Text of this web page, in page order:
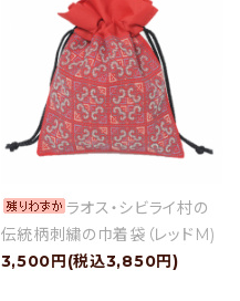
ラオス・シビライ村の
伝統柄刺繍の巾着袋（レッドM)
3,500円(税込3,850円)